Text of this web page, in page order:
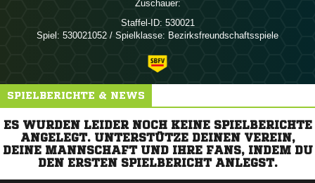
Zuschauer:
Staffel-ID: 530021
Spiel: 530021052 / Spielklasse: Bezirksfreundschaftsspiele
SPIELBERICHTE & NEWS
ES WURDEN LEIDER NOCH KEINE SPIELBERICHTE
ANGELEGT. UNTERSTÜTZE DEINEN VEREIN,
DEINE MANNSCHAFT UND IHRE FANS, INDEM DU
DEN ERSTEN SPIELBERICHT ANLEGST.